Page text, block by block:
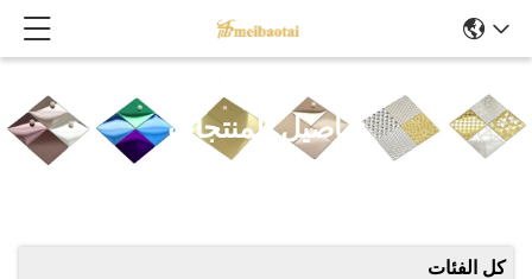
تفاصيل المنتجات
كل الفئات